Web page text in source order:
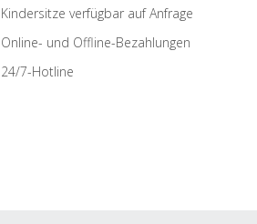
Kindersitze verfügbar auf Anfrage
Online- und Offline-Bezahlungen
24/7-Hotline